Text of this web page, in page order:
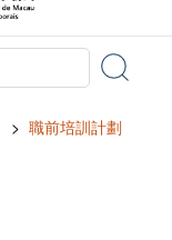
> 職前培訓計劃